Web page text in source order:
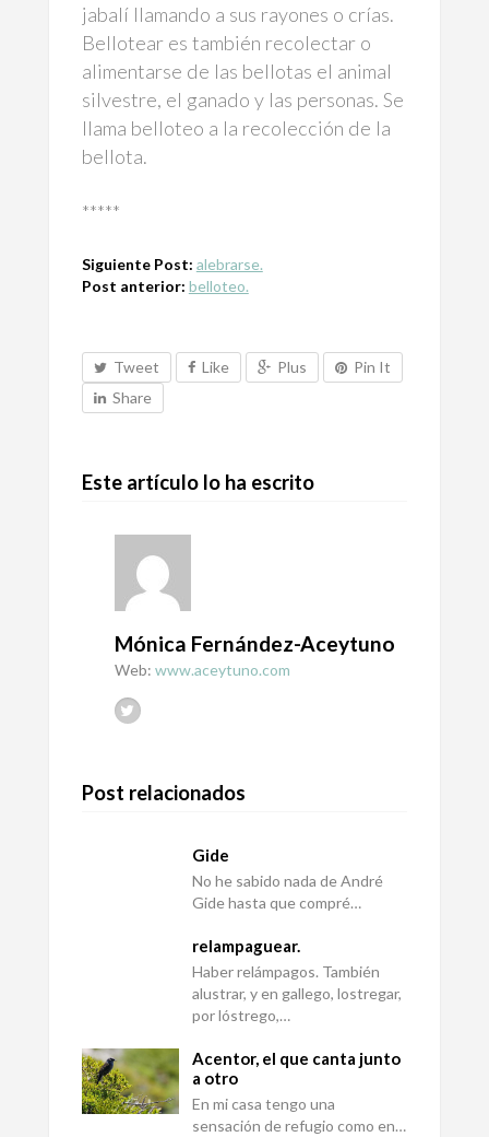
jabalí llamando a sus rayones o crías.
Bellotear es también recolectar o
alimentarse de las bellotas el animal
silvestre, el ganado y las personas. Se
llama belloteo a la recolección de la
bellota.
*****
Siguiente Post: alebrarse.
Post anterior: belloteo.
Tweet Like Plus
Pin It
Share
Este artículo lo ha escrito
Mónica Fernández-Aceytuno
Web: www.aceytuno.com
Post relacionados
Gide
No he sabido nada de André
Gide hasta que compré…
relampaguear.
Haber relámpagos. También
alustrar, y en gallego, lostregar,
por lóstrego,…
Acentor, el que canta junto
a otro
En mi casa tengo una
sensación de refugio como en…